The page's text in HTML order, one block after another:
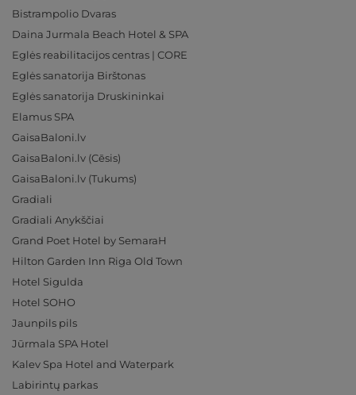
Bistrampolio Dvaras
Daina Jurmala Beach Hotel & SPA
Eglės reabilitacijos centras | CORE
Eglės sanatorija Birštonas
Eglės sanatorija Druskininkai
Elamus SPA
GaisaBaloni.lv
GaisaBaloni.lv (Cēsis)
GaisaBaloni.lv (Tukums)
Gradiali
Gradiali Anykščiai
Grand Poet Hotel by SemaraH
Hilton Garden Inn Riga Old Town
Hotel Sigulda
Hotel SOHO
Jaunpils pils
Jūrmala SPA Hotel
Kalev Spa Hotel and Waterpark
Labirintų parkas